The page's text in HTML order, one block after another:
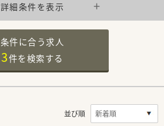
詳細条件を表示
条件に合う求人
3件を検索する
並び順